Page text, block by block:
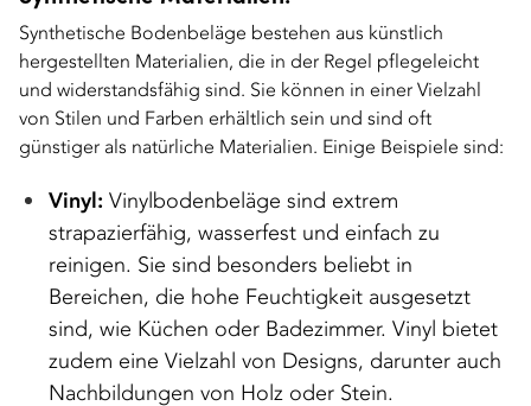
Synthetische Bodenbeläge bestehen aus künstlich
hergestellten Materialien, die in der Regel pflegeleicht
und widerstandsfähig sind. Sie können in einer Vielzahl
von Stilen und Farben erhältlich sein und sind oft
günstiger als natürliche Materialien. Einige Beispiele sind:
Vinyl: Vinylbodenbeläge sind extrem
strapazierfähig, wasserfest und einfach zu
reinigen. Sie sind besonders beliebt in
Bereichen, die hohe Feuchtigkeit ausgesetzt
sind, wie Küchen oder Badezimmer. Vinyl bietet
zudem eine Vielzahl von Designs, darunter auch
Nachbildungen von Holz oder Stein.